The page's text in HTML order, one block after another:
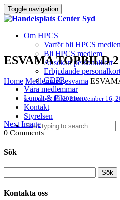
Toggle navigation
Om HPCS
Varför bli HPCS
Bli HPCS medlem
Ansökan personalkort
Erbjudande personalkort
GDPR
Våra medlemmar
Lunch & Fika meny
Kontakt
Styrelsen
ESVAMA TOPBILD 2
Home Medlemmar esvama
september 16, 2021september 16,
Next Image
0 Comments
Sök
Kontakta oss